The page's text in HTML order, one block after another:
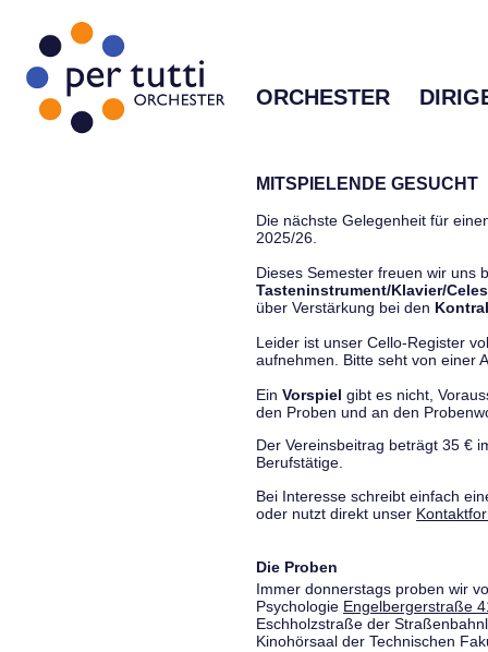
ORCHESTER
MITSPIELENDE GESUCHT
Die nächste Gelegenheit für
2025/26.
Dieses Semester freuen wir uns
Tasteninstrument/Klavier/
über Verstärkung bei den
Leider ist unser Cello-Register
aufnehmen. Bitte seht von einer
Ein Vorspiel gibt es nicht,
den Proben und an den
Der Vereinsbeitrag beträgt 35 €
Berufstätige.
Bei Interesse schreibt einfach
oder nutzt direkt unser
Die Proben
Immer donnerstags proben wir
Psychologie Engelbergerstraße
Eschholzstraße der
Kinohörsaal der Technischen